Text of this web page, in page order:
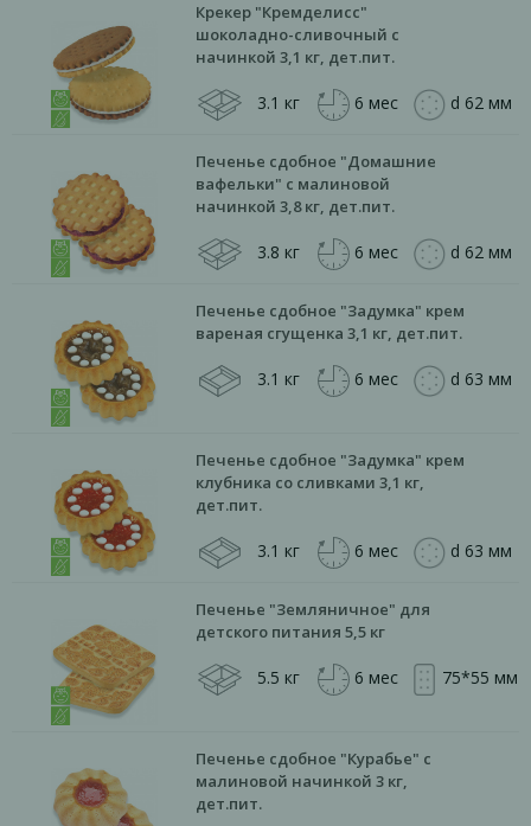
Крекер "Кремделисс"
шоколадно-сливочный с
начинкой 3,1 кг, дет.пит.
3.1 кг 6 мес d 62 мм
Печенье сдобное "Домашние
вафельки" с малиновой
начинкой 3,8 кг, дет.пит.
3.8 кг 6 мес d 62 мм
Печенье сдобное "Задумка" крем
вареная сгущенка 3,1 кг, дет.пит.
3.1 кг 6 мес d 63 мм
Печенье сдобное "Задумка" крем
клубника со сливками 3,1 кг,
дет.пит.
3.1 кг 6 мес d 63 мм
Печенье "Земляничное" для
детского питания 5,5 кг
5.5 кг 6 мес 75*55 мм
Печенье сдобное "Курабье" с
малиновой начинкой 3 кг,
дет.пит.